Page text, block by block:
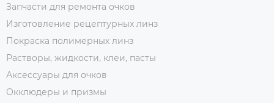
Запчасти для ремонта очков
Изготовление рецептурных линз
Покраска полимерных линз
Растворы, жидкости, клеи, пасты
Аксессуары для очков
Окклюдеры и призмы